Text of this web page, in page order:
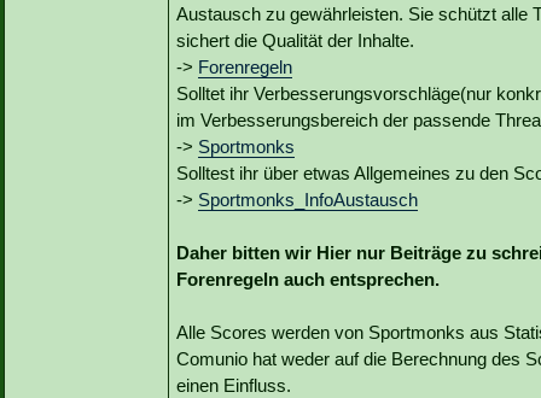
Austausch zu gewährleisten. Sie schützt alle
sichert die Qualität der Inhalte.
-> Forenregeln
Solltet ihr Verbesserungsvorschläge(nur
im Verbesserungsbereich der passende
-> Sportmonks
Solltest ihr über etwas Allgemeines zu den
-> Sportmonks_InfoAustausch
Daher bitten wir Hier nur Beiträge zu
Forenregeln auch entsprechen.
Alle Scores werden von Sportmonks aus
Comunio hat weder auf die Berechnung des
einen Einfluss.